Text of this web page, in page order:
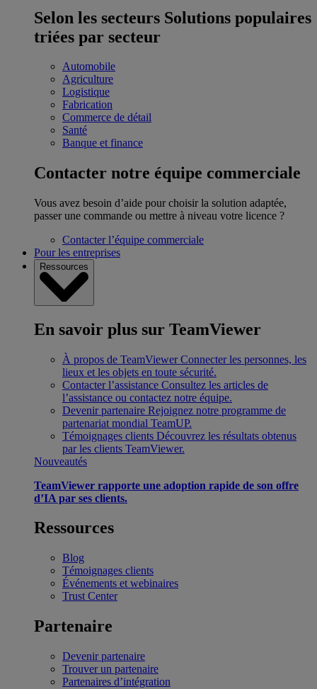
Selon les secteurs Solutions populaires
triées par secteur
Automobile
Agriculture
Logistique
Fabrication
Commerce de détail
Santé
Banque et finance
Contacter notre équipe commerciale
Vous avez besoin d’aide pour choisir la solution adaptée,
passer une commande ou mettre à niveau votre licence ?
Contacter l’équipe commerciale
Pour les entreprises
Ressources
En savoir plus sur TeamViewer
À propos de TeamViewer Connecter les personnes, les
lieux et les objets en toute sécurité.
Contacter l’assistance Consultez les articles de
l’assistance ou contactez notre équipe.
Devenir partenaire Rejoignez notre programme de
partenariat mondial TeamUP.
Témoignages clients Découvrez les résultats obtenus
par les clients TeamViewer.
Nouveautés
TeamViewer rapporte une adoption rapide de son offre
d’IA par ses clients.
Ressources
Blog
Témoignages clients
Événements et webinaires
Trust Center
Partenaire
Devenir partenaire
Trouver un partenaire
Partenaires d’intégration